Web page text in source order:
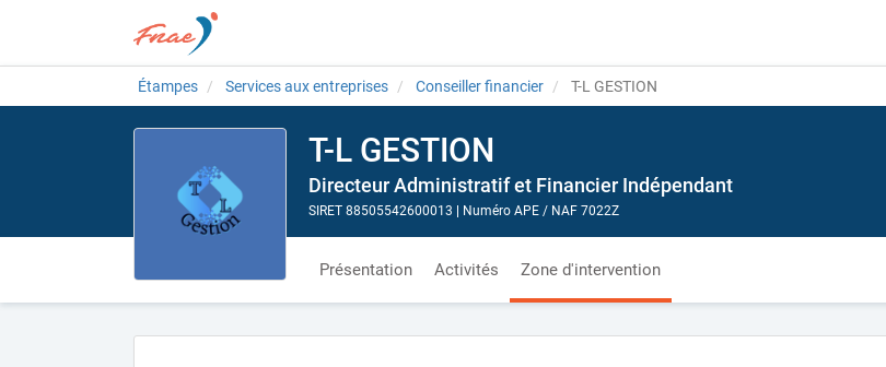
Étampes Services aux entreprises Conseiller financier T-L GESTION
T-L GESTION
Directeur Administratif et Financier Indépendant
SIRET 88505542600013 Numéro APE / NAF 7022Z
Présentation Activités Zone d'intervention